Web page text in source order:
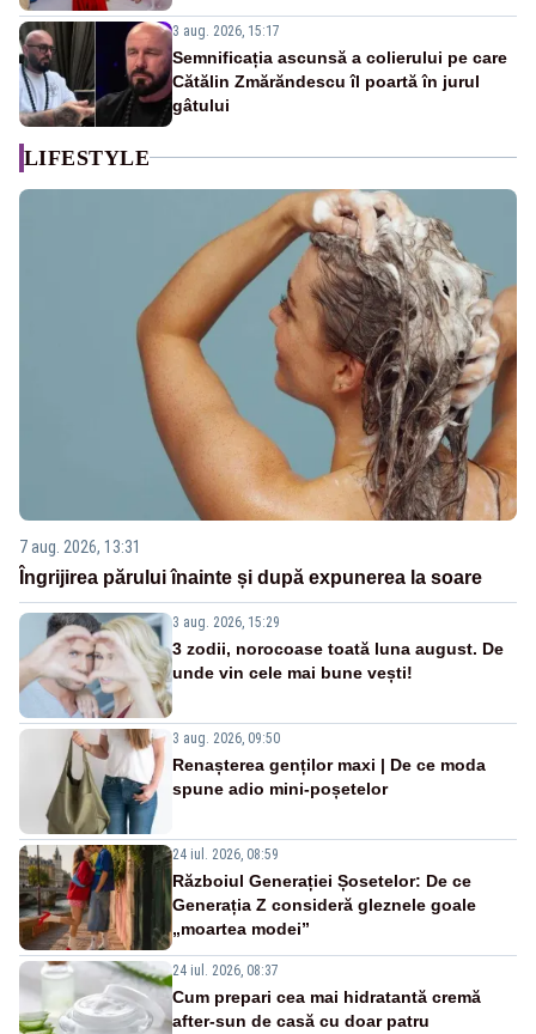
3 aug. 2026, 15:17
Semnificația ascunsă a colierului pe care
Cătălin Zmărăndescu îl poartă în jurul
gâtului
LIFESTYLE
7 aug. 2026, 13:31
Îngrijirea părului înainte și după expunerea la soare
3 aug. 2026, 15:29
3 zodii, norocoase toată luna august. De
unde vin cele mai bune vești!
3 aug. 2026, 09:50
Renașterea genților maxi | De ce moda
spune adio mini-poșetelor
24 iul. 2026, 08:59
Războiul Generației Șosetelor: De ce
Generația Z consideră gleznele goale
„moartea modei”
24 iul. 2026, 08:37
Cum prepari cea mai hidratantă cremă
after-sun de casă cu doar patru